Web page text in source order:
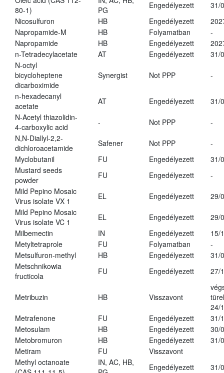
80-1)
PG
Engedélyezett
31/
Nicosulfuron
HB Engedélyezett
Napropamide-M
HB Folyamatban
-
Napropamide
HB Engedélyezett
n-Tetradecylacetate
AT Engedélyezett
31/
N-octyl
bicycloheptene
dicarboximide
Synergist Not PPP -
n-hexadecanyl
acetate
AT Engedélyezett
31/
N-Acetyl thiazolidin-
4-carboxylic acid
- Not PPP
-
N,N-Diallyl-2,2-
dichloroacetamide
Safener Not PPP
-
Myclobutanil
FU Engedélyezett
31/
Mustard seeds
powder
FU Engedélyezett
-
Mild Pepino Mosaic
Virus isolate VX 1
EL Engedélyezett
29/
Mild Pepino Mosaic
Virus isolate VC 1
EL Engedélyezett
29/
Milbemectin
IN Engedélyezett
15/
Metyltetraprole
FU Folyamatban
-
Metsulfuron-methyl
HB Engedélyezett
31/
Metschnikowia
fructicola
FU Engedélyezett 27/
Metribuzin HB Visszavont
24/
Metrafenone
FU Engedélyezett
31/
Metosulam
HB Engedélyezett
30/
Metobromuron
HB Engedélyezett
31/
Metiram
FU
Visszavont
Methyl octanoate
IN, AC, HB,
Engedélyezett 31/